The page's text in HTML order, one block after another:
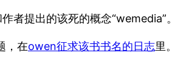
者提出的该死的概念“wemedia”。
，在owen征求该书书名的日志里。